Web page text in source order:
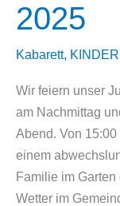
2025
Kabarett, KINDER
Wir feiern unser
am Nachmittag
Abend. Von
einem
Familie im
Wetter im